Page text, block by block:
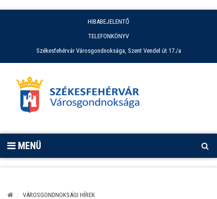
HIBABEJELENTŐ
TELEFONKÖNYV
Székesfehérvár Városgondnoksága, Szent Vendel út 17./a
MENÜ
VÁROSGONDNOKSÁGI HÍREK